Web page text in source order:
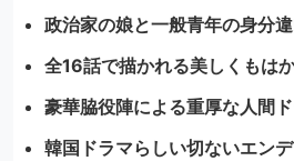
政治家の娘と一般青年の身分
全16話で描かれる美しくもは
豪華脇役陣による重厚な人間
韓国ドラマらしい切ないエン